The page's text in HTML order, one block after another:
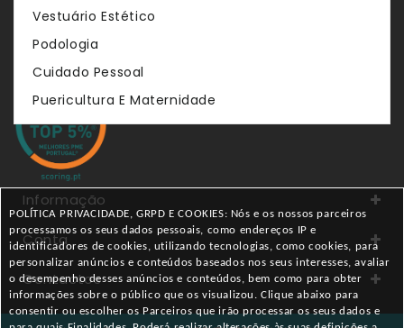
Vestuário Estético
Podologia
Cuidado Pessoal
Puericultura E Maternidade
Informação
Conta
Contactos
POLÍTICA PRIVACIDADE, GRPD E COOKIES: Nós e os nossos parceiros
processamos os seus dados pessoais, como endereços IP e
identificadores de cookies, utilizando tecnologias, como cookies, para
personalizar anúncios e conteúdos baseados nos seus interesses, avaliar
o desempenho desses anúncios e conteúdos, bem como para obter
informações sobre o público que os visualizou. Clique abaixo para
consentir ou escolher os Parceiros que irão processar os seus dados e